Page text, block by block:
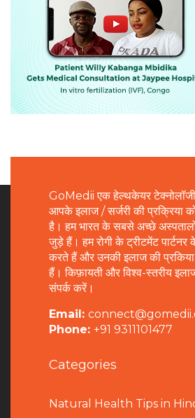
GoMedii एक हेल्थकेयर टेक्नोलॉजी
आपके इलाज / सर्जरी की प्रक्रिया
है। हम भारत के सबसे अच्छे
जुड़े हैं। हम रोगी के ट्रीटमेंट
करते हैं और उनकी इलाज की
हैं। किफ़ायती और विश्व-स्तरीय
संपर्क करें।
Email:
Phone: +91 9311101477
Categories
Natural Health Tips in